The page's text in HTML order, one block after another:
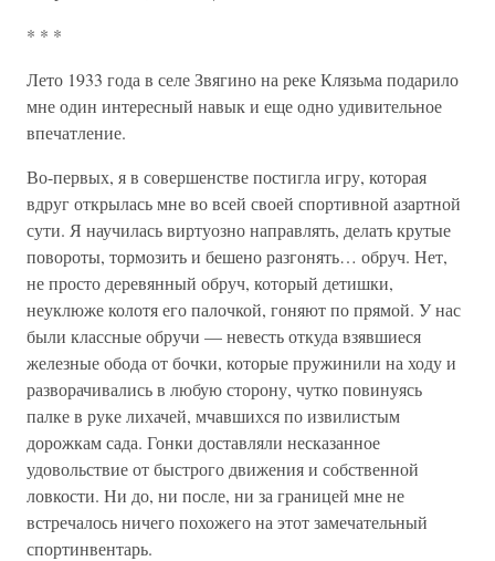
* * *
Лето 1933 года в селе Звягино на реке Клязьма подарило
мне один интересный навык и еще одно удивительное
впечатление.
Во-первых, я в совершенстве постигла игру, которая
вдруг открылась мне во всей своей спортивной азартной
сути. Я научилась виртуозно направлять, делать крутые
повороты, тормозить и бешено разгонять… обруч. Нет,
не просто деревянный обруч, который детишки,
неуклюже колотя его палочкой, гоняют по прямой. У нас
были классные обручи — невесть откуда взявшиеся
железные обода от бочки, которые пружинили на ходу и
разворачивались в любую сторону, чутко повинуясь
палке в руке лихачей, мчавшихся по извилистым
дорожкам сада. Гонки доставляли несказанное
удовольствие от быстрого движения и собственной
ловкости. Ни до, ни после, ни за границей мне не
встречалось ничего похожего на этот замечательный
спортинвентарь.